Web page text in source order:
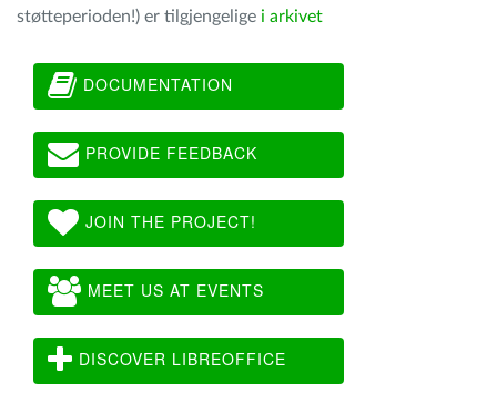
støtteperioden!) er tilgjengelige i arkivet
DOCUMENTATION
PROVIDE FEEDBACK
JOIN THE PROJECT!
MEET US AT EVENTS
DISCOVER LIBREOFFICE